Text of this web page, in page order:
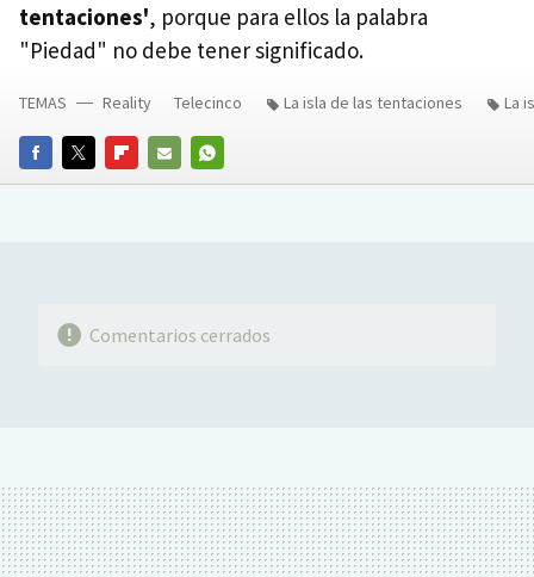
tentaciones', porque para ellos la palabra
"Piedad" no debe tener significado.
FACEBOOKTWITTERFLIPBOARD
E-
WHATSAPP
TEMAS Reality Telecinco La isla de las tentaciones La
Comentarios cerrados